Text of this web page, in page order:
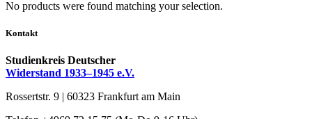
No pro­ducts we­re found matching your selection.
Kontakt
Studienkreis Deutscher
Widerstand 1933–1945 e.V.
Rossertstr. 9 | 60323 Frankfurt am Main